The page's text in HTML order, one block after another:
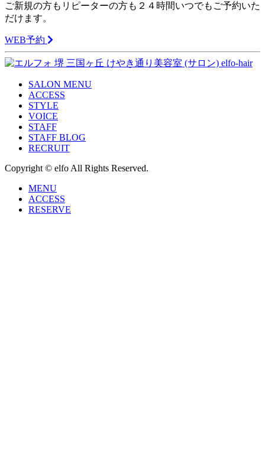
ご新規の方もリピーターの方も２４時間いつでもご予約いた
だけます。
WEB予約
SALON MENU
ACCESS
STYLE
VOICE
STAFF
STAFF BLOG
RECRUIT
Copyright © elfo All Rights Reserved.
MENU
ACCESS
RESERVE